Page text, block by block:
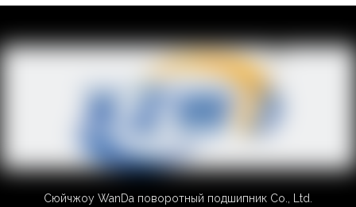
Сюйчжоу WanDa поворотный подшипник Co., Ltd.